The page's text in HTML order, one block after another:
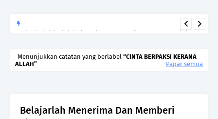
Begitulah jodoh,bukan siapa yang paling cepat, tetapi siapa
kerana takut kesunyian,Jangan pula menikah hanya kerana
Menunjukkan catatan yang berlabel CINTA BERPAKSI KERANA
ALLAH
Papar semua
Belajarlah Menerima Dan Memberi